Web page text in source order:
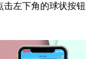
左下角的球状按钮